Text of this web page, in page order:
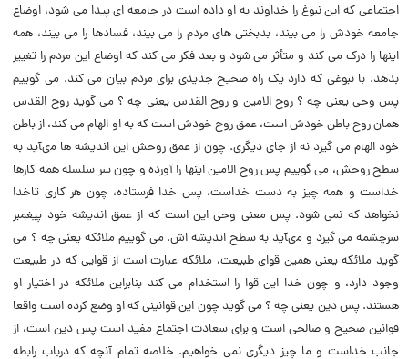
اجتماعى که این نبوغ را خداوند به او داده است در جامعه اى پیدا مى شود، اوضاع
جامعه خودش را مى بیند، بدبختى هاى مردم را مى بیند، فسادها را مى بیند، همه
اینها را درک مى کند و متأثر مى شود و بعد فکر مى کند که اوضاع این مردم را تغییر
بدهد. با نبوغى که دارد یک راه صحیح جدیدى براى مردم بیان مى کند. مى گوییم
پس وحى یعنى چه ؟ روح الامین و روح القدس یعنى چه ؟ مى گوید روح القدس
همان روح باطن خودش است، عمق روح خودش است که به او الهام مى کند، از باطن
خود الهام مى گیرد نه از جاى دیگرى. چون از عمق روحش این اندیشه ها مىآید به
سطح روحش، مى گوییم پس روح الامین اینها را آورده و چون سر سلسله همه کارها
خداست و همه چیز به دست خداست، پس خدا فرستاده، چون هر کارى تاخدا
نخواهد که نمى شود. پس معنى وحى این است که از عمق اندیشه خود پیغمبر
سرچشمه مى گیرد و مىآید به سطح اندیشه اش. مى گوییم ملائکه یعنى چه ؟ مى
گوید ملائکه یعنى همین قواى طبیعت، ملائکه عبارت است از قوایى که در طبیعت
وجود دارد، و چون خدا این قوا را استخدام مى کند بنابراین ملائکه در اختیار او
هستند. پس دین یعنى چه ؟ مى گوید چون این قوانینى که او وضع کرده است واقعا
قوانین صحیح و صالحى است و براى سعادت اجتماع مفید است پس دین است، از
جانب خداست و ما چیز دیگرى نمى خواهیم. خلاصه تمام آنچه که درباب رابطه